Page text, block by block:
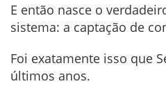
E então nasce o
sistema: a captação de
Foi exatamente isso que
últimos anos.